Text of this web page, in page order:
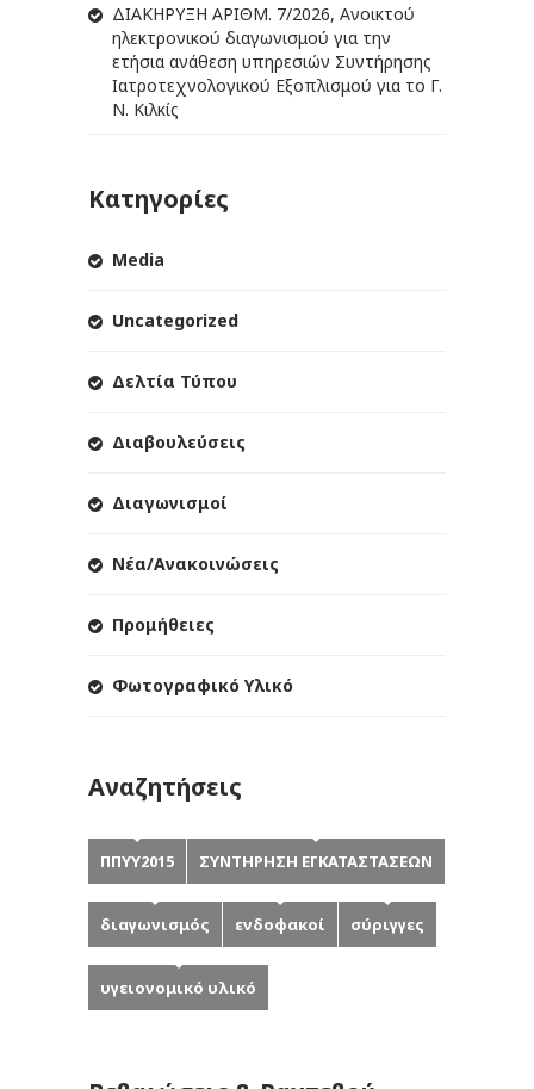
ΔIΑΚΗΡΥΞΗ ΑΡIΘΜ. 7/2026, Ανοικτού
ηλεκτρονικού διαγωνισμού για την
ετήσια ανάθεση υπηρεσιών Συντήρησης
Ιατροτεχνολογικού Εξοπλισμού για το Γ.
Ν. Κιλκίς
Κατηγορίες
Media
Uncategorized
Δελτία Τύπου
Διαβουλεύσεις
Διαγωνισμοί
Νέα/Ανακοινώσεις
Προμήθειες
Φωτογραφικό Υλικό
Αναζητήσεις
ΠΠΥΥ2015 ΣΥΝΤΗΡΗΣΗ ΕΓΚΑΤΑΣΤΑΣΕΩΝ
διαγωνισμός ενδοφακοί σύριγγες
υγειονομικό υλικό